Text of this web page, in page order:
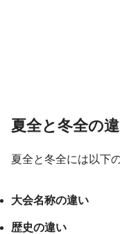
夏全と冬全の
夏全と冬全には以下
大会名称の違い
歴史の違い